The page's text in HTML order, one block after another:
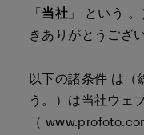
「当社 」 という 。
きありがとうござ
以下の諸条件 は
う。）は当社ウェ
（